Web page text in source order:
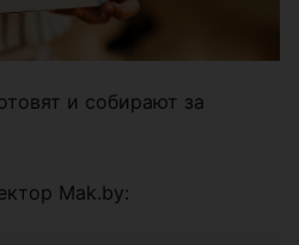
и собирают за
Mak.by: